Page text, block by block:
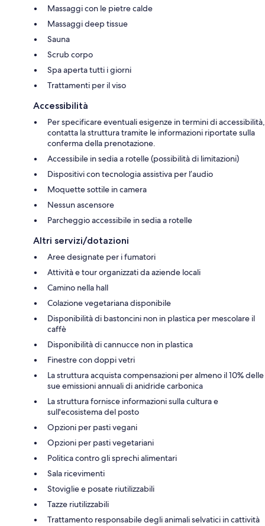
Massaggi con le pietre calde
Massaggi deep tissue
Sauna
Scrub corpo
Spa aperta tutti i giorni
Trattamenti per il viso
Accessibilità
Per specificare eventuali esigenze in termini di accessibilità,
contatta la struttura tramite le informazioni riportate sulla
conferma della prenotazione.
Accessibile in sedia a rotelle (possibilità di limitazioni)
Dispositivi con tecnologia assistiva per l’audio
Moquette sottile in camera
Nessun ascensore
Parcheggio accessibile in sedia a rotelle
Altri servizi/dotazioni
Aree designate per i fumatori
Attività e tour organizzati da aziende locali
Camino nella hall
Colazione vegetariana disponibile
Disponibilità di bastoncini non in plastica per mescolare il
caffè
Disponibilità di cannucce non in plastica
Finestre con doppi vetri
La struttura acquista compensazioni per almeno il 10% delle
sue emissioni annuali di anidride carbonica
La struttura fornisce informazioni sulla cultura e
sull'ecosistema del posto
Opzioni per pasti vegani
Opzioni per pasti vegetariani
Politica contro gli sprechi alimentari
Sala ricevimenti
Stoviglie e posate riutilizzabili
Tazze riutilizzabili
Trattamento responsabile degli animali selvatici in cattività